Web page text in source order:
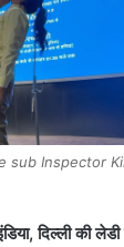
sub Inspector
दिल्ली की